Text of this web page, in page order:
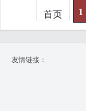
首页 1
友情链接：